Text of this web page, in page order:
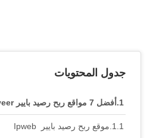
جدول المحتويات
أفضل 7 مواقع ربح رصيد بايير Payeer مجانا
موقع ربح رصيد بايير Ipweb